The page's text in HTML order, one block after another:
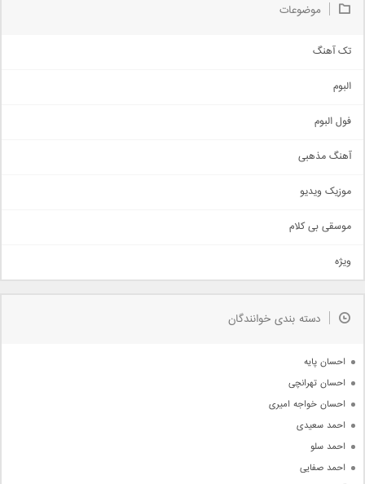
موضوعات
تک آهنگ
اجتماعی
حماسی
سنتی
اهنگ بندرعباسی
دمو
مذهبی
جدیدترین ها
البوم
فول البوم
آهنگ مذهبی
موزیک ویدیو
موسقی بی کلام
ویژه
دسته بندی خوانندگان
احسان پایه
احسان تهرانچی
احسان خواجه امیری
احمد سعیدی
احمد سلو
احمد صفایی